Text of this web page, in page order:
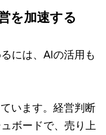
を加速する
には、AIの活用も
います。経営判断
ボードで、売り上